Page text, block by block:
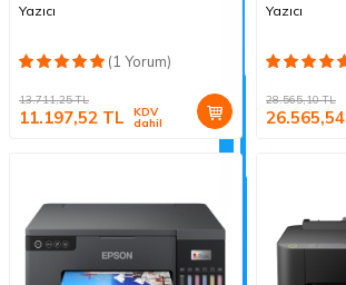
Yazıcı
(1 Yorum)
13.711,25TL
11.197,52 TL KDV
dahil
Yazıcı
28.565,10TL
26.565,54